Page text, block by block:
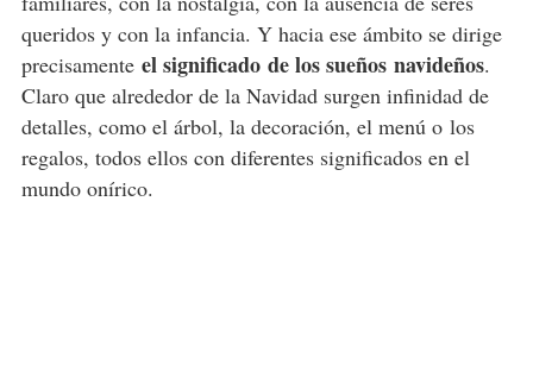
queridos y con la infancia. Y hacia ese ámbito se dirige
precisamente el significado de los sueños navideños.
Claro que alrededor de la Navidad surgen infinidad de
detalles, como el árbol, la decoración, el menú o los
regalos, todos ellos con diferentes significados en el
mundo onírico.